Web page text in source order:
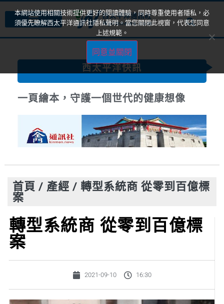
西太平洋快訊
一頁繪本，守護一個世代的健康想像
首頁 / 產經 / 轉型系統商 從零到百億標
案
轉型系統商 從零到百億標
案
2021-09-10 16:30
本網站使用相關技術提供更好的閱讀體驗，同時尊重使用者隱私，必
須優先瞭解西太平洋通訊社隱私聲明。當您關閉此視窗，代表您同意
上述規範。
同意並關閉